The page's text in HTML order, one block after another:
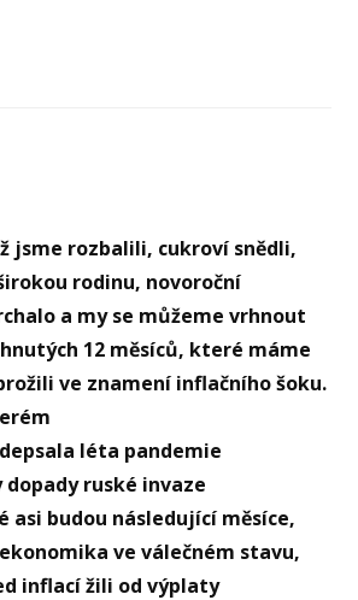
jsme rozbalili, cukroví snědli,
rodinu, novoroční
a my se můžeme vrhnout
12 měsíců, které máme
ve znamení inflačního šoku.
léta pandemie
ruské invaze
asi budou následující měsíce,
ve válečném stavu,
inflací žili od výplaty